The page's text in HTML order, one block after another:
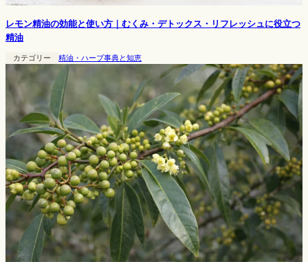
レモン精油の効能と使い方｜むくみ・デトックス・リフレッシュに役立つ
精油
カテゴリー 精油・ハーブ事典と知恵